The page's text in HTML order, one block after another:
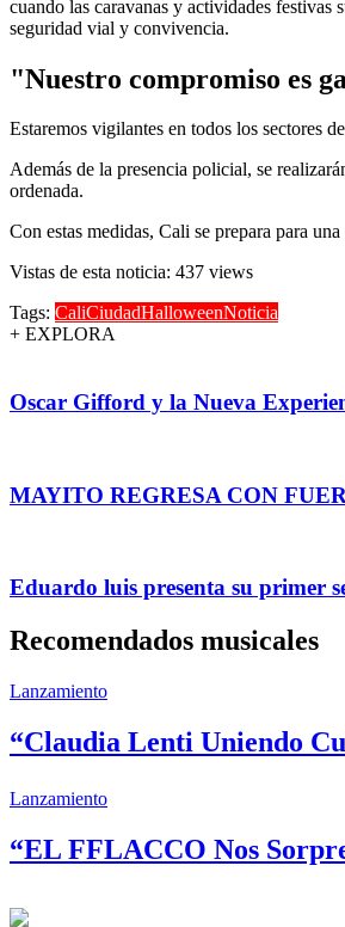
cuando las caravanas y actividades festivas
seguridad vial y convivencia.
"Nuestro compromiso es
Estaremos vigilantes en todos los sectores
Además de la presencia policial, se
ordenada.
Con estas medidas, Cali se prepara para
Vistas de esta noticia: 437 views
Tags: CaliCiudadHalloweenNoticia
+ EXPLORA
Oscar Gifford y la Nueva
MAYITO REGRESA CON
Eduardo luis presenta su primer
Recomendados musicales
Lanzamiento
“Claudia Lenti Uniendo
Lanzamiento
“EL FFLACCO Nos